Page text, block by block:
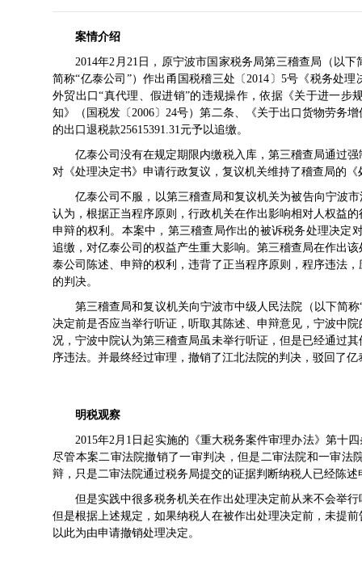
案情介绍
2014年2月21日，原宁波市国家税务局第三稽查局（以
简称“亿泰公司”）作出甬国税稽三处〔2014〕5号《税务处
外贸出口“真代理、假进销”的违规操作，依据《关于进一
知》（国税发〔2006〕24号）第二条、《关于出口货物劳务
的出口退税款25615391.31元予以追缴。
亿泰公司没有在规定期限内缴税入库，第三稽查局通过
对《处理决定书》申请行政复议，复议机关维持了稽查局的《
亿泰公司不服，以第三稽查局和复议机关为被告向宁波
认为，根据正当程序原则，行政机关在作出影响相对人权益
申辩的权利。本案中，第三稽查局作出的被诉税务处理决定
追缴，对亿泰公司的权益产生重大影响。第三稽查局在作出
泰公司陈述、申辩的权利，违背了正当程序原则，程序违法
的判决。
第三稽查局和复议机关向宁波市中级人民法院（以下简
决定前是否应当举行听证，听取其陈述、申辩意见，宁波中
况，宁波中院认为第三稽查局虽未举行听证，但是已经通过
序违法。并最终经过审理，撤销了江北法院的判决，驳回了
明税观察
2015年2月1日起实施的《重大税务案件审理办法》第十
尽管本案二审法院撤销了一审判决，但是二审法院和一审
辩，只是二审法院通过税务局提交的证据判断纳税人已经陈
但是实践中很多税务机关在作出处理决定前从来不会举
但是根据上述规定，如果纳税人在被作出处理决定前，未提
以此为由申请撤销处理决定。